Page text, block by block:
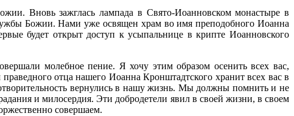
Вновь зажглась лампада в Свято-Иоанновском монастыре в
Божии. Нами уже освящен храм во имя преподобного Иоанна
будет открыт доступ к усыпальнице в крипте Иоан­новского
молебное пение. Я хочу этим об­разом осенить всех вас,
отца нашего Иоанна Кронштадтского хранит всех вас в
вернулись в нашу жизнь. Мы дол­жны помнить и не
и милосер­дия. Эти добродетели явил в своей жизни, в своем
совершаем.